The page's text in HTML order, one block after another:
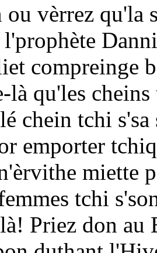
ou vèrrez qu'la
compreinge
là qu'les
chein tchi
emporter
miette
tchi
Priez don